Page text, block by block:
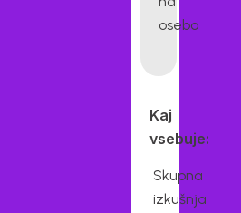
osebo
Kaj
vsebuje:
Skupna
izkušnja